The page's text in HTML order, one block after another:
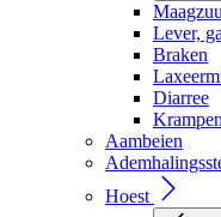
Lever,
Braken
Diarree
Krampen
Aambeien
Hoest